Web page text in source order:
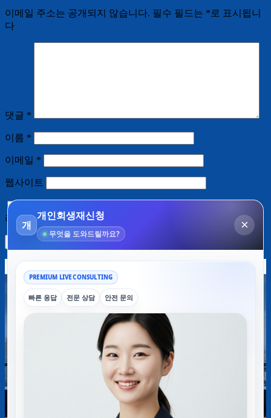
이메일 주소는 공개되지 않습니다. 필수 필드는 * 로 표시됩니
다
댓글 *
이름 *
이메일 *
웹사이트
다음 번 댓글 작성을 위해 이 브라우저에 이름, 이메일, 그
리고 웹사이트를 저장합니다.